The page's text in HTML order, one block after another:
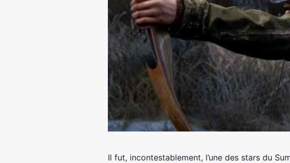
Il fut, incontestablement, l’une des stars du